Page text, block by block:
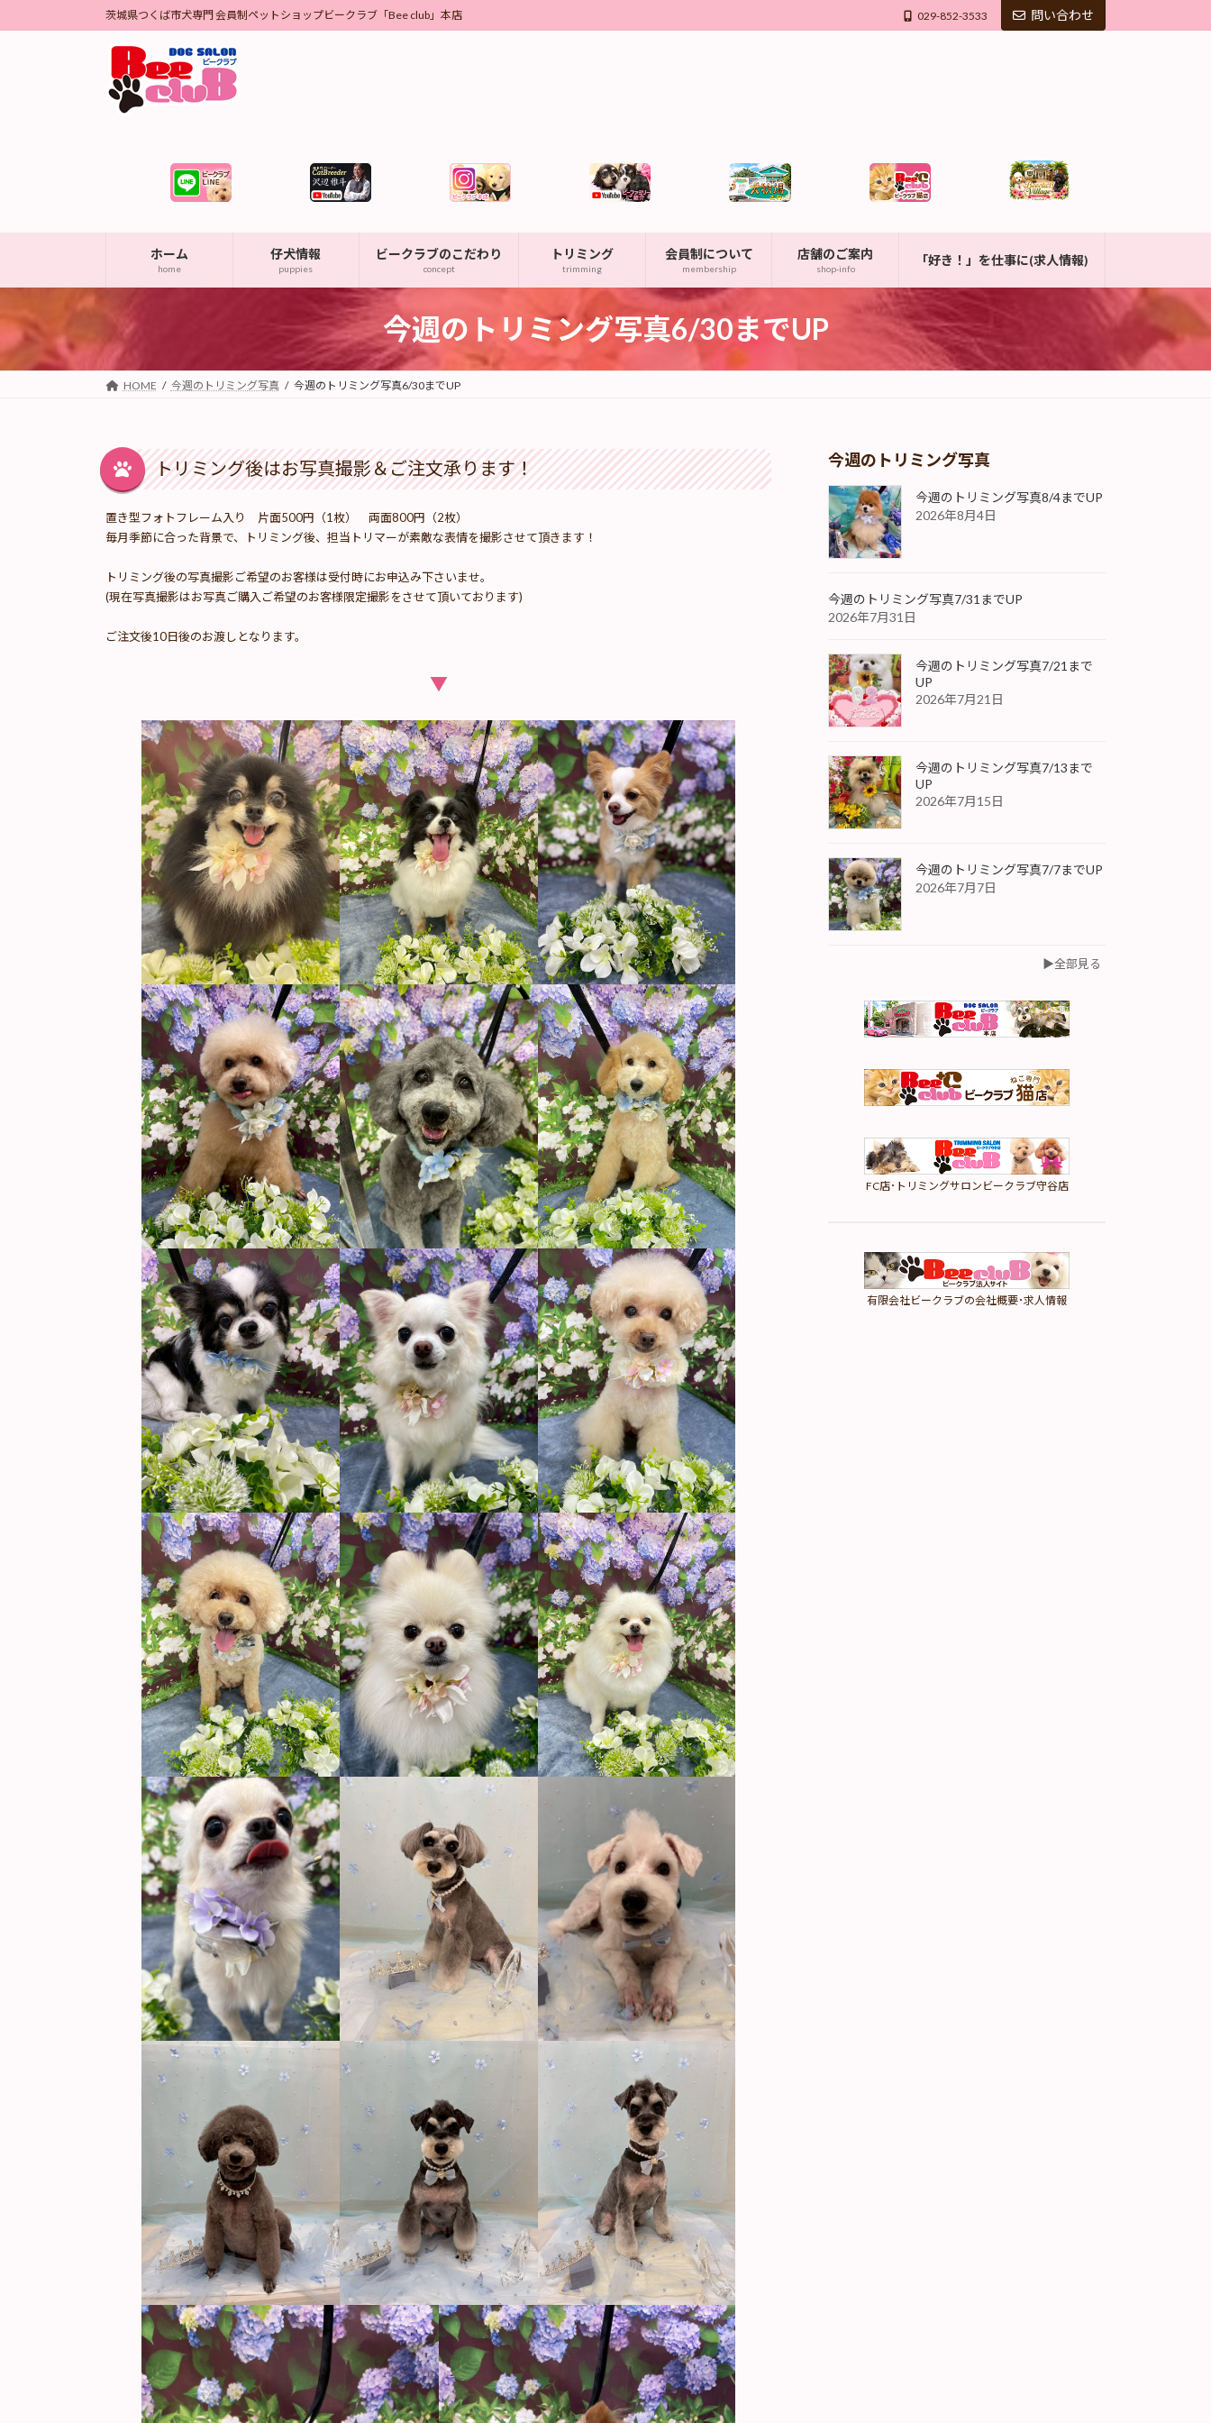
ン
ビ
茨城県つくば市犬専門 会員制ペットショップビークラブ「Bee club」本店 029-852-3533 問い合わせ
ホーム
home
仔犬情報
puppies
ビークラブのこだわり
concept
トリミング
trimming
会員制について
membership
店舗のご案内
shop-info
「好き！」を仕事に(求人情報)
今週のトリミング写真6/30までUP
HOME 今週のトリミング写真 今週のトリミング写真6/30までUP
トリミング後はお写真撮影＆ご注文承ります！
置き型フォトフレーム入り 片面500円（1枚） 両面800円（2枚）
毎月季節に合った背景で、トリミング後、担当トリマーが素敵な表情を撮影させて頂きます！
トリミング後の写真撮影ご希望のお客様は受付時にお申込み下さいませ。
(現在写真撮影はお写真ご購入ご希望のお客様限定撮影をさせて頂いております)
ご注文後10日後のお渡しとなります。
▼
今週のトリミング写真
今週のトリミング写真8/4までUP
2026年8月4日
今週のトリミング写真7/31までUP
2026年7月31日
今週のトリミング写真7/21まで
UP
2026年7月21日
今週のトリミング写真7/13まで
UP
2026年7月15日
今週のトリミング写真7/7までUP
2026年7月7日
▶︎全部見る
FC店･トリミングサロンビークラブ守谷店
有限会社ビークラブの会社概要･求人情報